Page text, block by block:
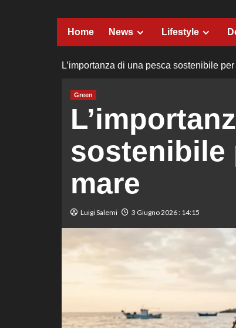
Home News Lifestyle
L’importanza di una pesca sostenibile
Green
sostenibile
mare
Luigi Salemi 3 Giugno 2026 : 14:15